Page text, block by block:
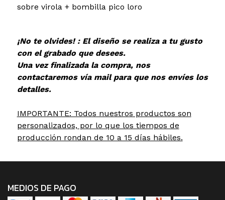
sobre virola + bombilla pico loro
¡No te olvides! : El diseño se realiza a tu gusto
con el grabado que desees.
Una vez finalizada la compra, nos
contactaremos vía mail para que nos envíes los
detalles.
IMPORTANTE: Todos nuestros productos son
personalizados, por lo que los tiempos de
producción rondan de 10 a 15 días hábiles.
MEDIOS DE PAGO